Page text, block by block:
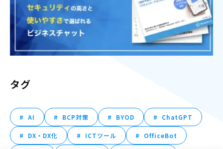
タグ
AI BCP対策 BYOD ChatGPT
DX・DX化 ICTツール OfficeBot